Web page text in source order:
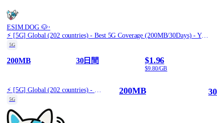
ESIM.DOG 🐶·
⚡️ [5G] Global (202 countries) - Best 5G Coverage (200MB/30Days) - Yellow route
5G
200MB 30日間 $1.96
$9.80/GB
5G
200MB